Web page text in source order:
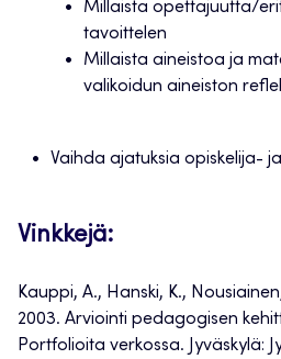
Millaista opettajuutta/
tavoittelen
Millaista aineistoa ja
valikoidun aineiston
Vaihda ajatuksia opiskelija-
Vinkkejä:
Kauppi, A., Hanski, K.,
2003. Arviointi pedagogisen
Portfolioita verkossa. Jyväskylä: